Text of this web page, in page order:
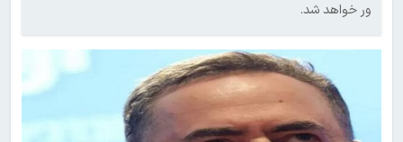
ور خواهد شد.